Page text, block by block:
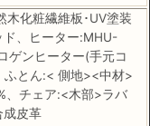
木化粧繊維板･UV塗装
、ヒーター:MHU-
ゲンヒーター(手元コ
ふとん:< 側地><中材>
、チェア:<木部>ラバ
成皮革